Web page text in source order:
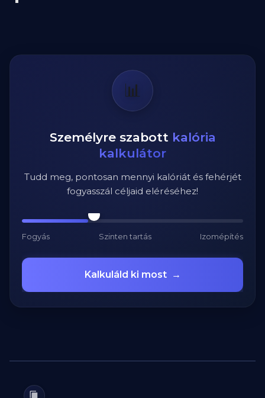
📊
Személyre szabott kalória
kalkulátor
Tudd meg, pontosan mennyi kalóriát és fehérjét
fogyasszál céljaid eléréséhez!
Fogyás Szinten tartás Izomépítés
Kalkuláld ki most →